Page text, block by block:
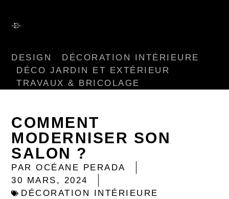
DESIGN
DÉCORATION INTÉRIEURE
DÉCO JARDIN ET EXTÉRIEUR
TRAVAUX & BRICOLAGE
COMMENT
MODERNISER SON
SALON ?
PAR OCÉANE PERADA
30 MARS, 2024
DÉCORATION INTÉRIEURE